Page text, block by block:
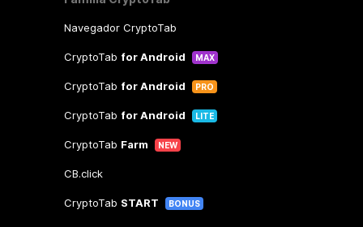
Navegador CryptoTab
CryptoTab for Android MAX
CryptoTab for Android PRO
CryptoTab for Android LITE
CryptoTab Farm NEW
CB.click
CryptoTab START BONUS